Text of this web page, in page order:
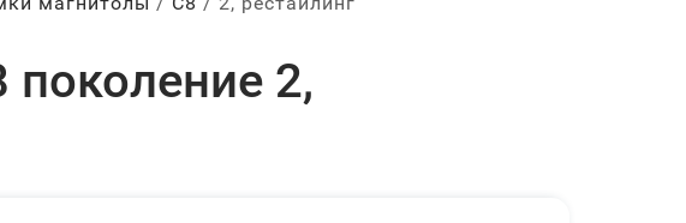
2,